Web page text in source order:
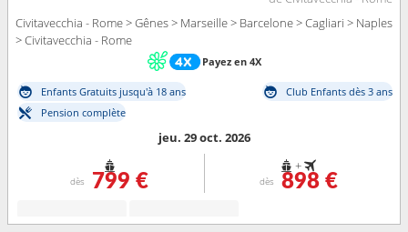
Civitavecchia - Rome > Gênes > Marseille > Barcelone > Cagliari > Naples
> Civitavecchia - Rome
Payez en 4X
Enfants Gratuits jusqu'à 18 ans
Club Enfants dès 3 ans
Pension complète
jeu. 29 oct. 2026
dès 799 €
+
dès 898 €